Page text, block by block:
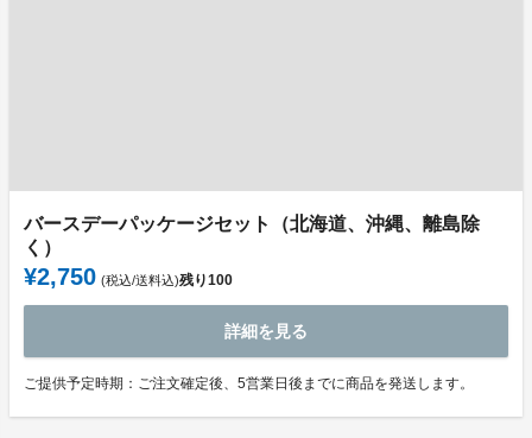
バースデーパッケージセット（北海道、沖縄、離島除
く）
¥2,750 (税込/送料込)残り100
詳細を見る
ご提供予定時期：ご注文確定後、5営業日後までに商品を発送します。